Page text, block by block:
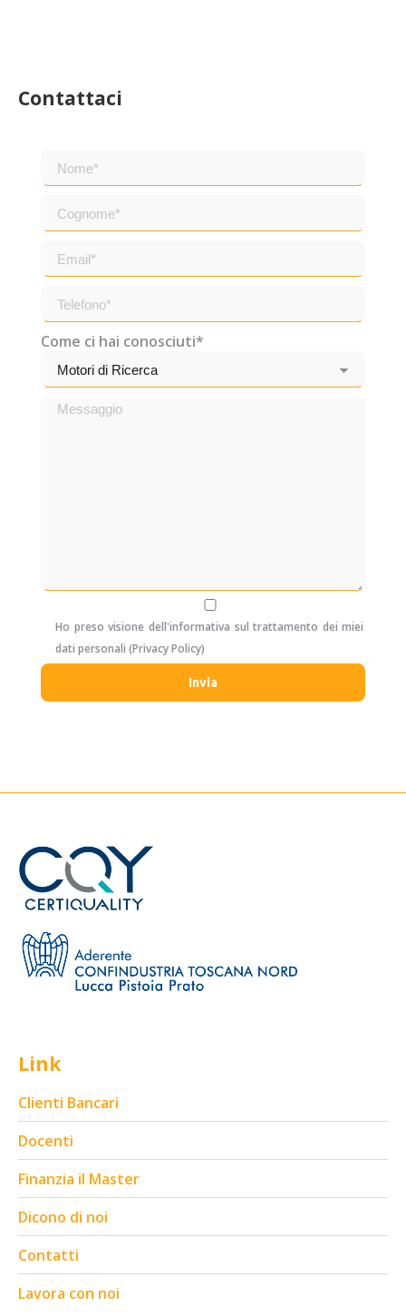
Contattaci
Come ci hai conosciuti*
Ho preso visione dell'informativa sul trattamento dei miei
dati personali (Privacy Policy)
Link
Clienti Bancari
Docenti
Finanzia il Master
Dicono di noi
Contatti
Lavora con noi